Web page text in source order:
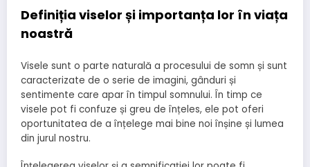
Definiția viselor și importanța lor în viața
noastră
Visele sunt o parte naturală a procesului de somn și sunt
caracterizate de o serie de imagini, gânduri și
sentimente care apar în timpul somnului. În timp ce
visele pot fi confuze și greu de înțeles, ele pot oferi
oportunitatea de a înțelege mai bine noi înșine și lumea
din jurul nostru.